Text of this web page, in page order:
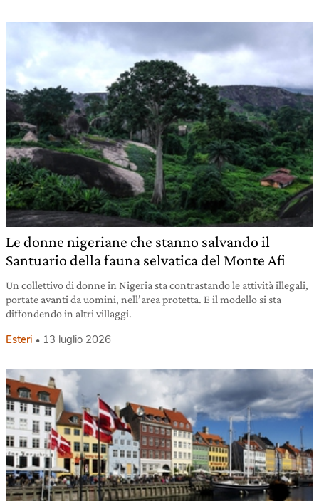
Le donne nigeriane che stanno salvando il
Santuario della fauna selvatica del Monte Afi
Un collettivo di donne in Nigeria sta contrastando le attività illegali,
portate avanti da uomini, nell’area protetta. E il modello si sta
diffondendo in altri villaggi.
Esteri 13 luglio 2026